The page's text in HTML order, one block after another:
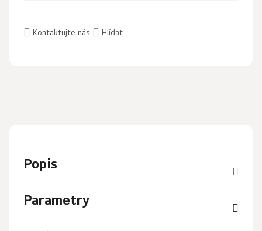
Kontaktujte nás Hlídat
Popis
Parametry